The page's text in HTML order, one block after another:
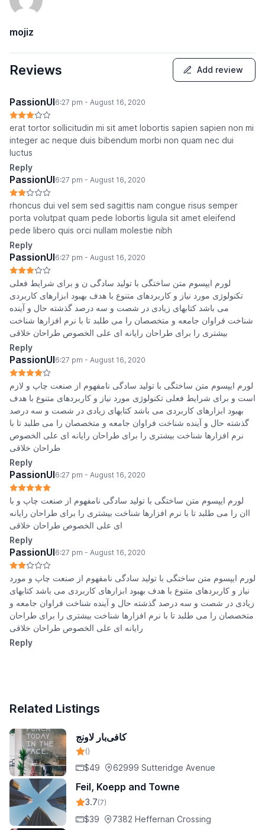
mojiz
Reviews Add review
PassionUI6:27 pm - August 16, 2020
erat tortor sollicitudin mi sit amet lobortis sapien sapien non mi
integer ac neque duis bibendum morbi non quam nec dui
luctus
Reply
PassionUI6:27 pm - August 16, 2020
rhoncus dui vel sem sed sagittis nam congue risus semper
porta volutpat quam pede lobortis ligula sit amet eleifend
pede libero quis orci nullam molestie nibh
Reply
PassionUI6:27 pm - August 16, 2020
لورم ایپسوم متن ساختگی با تولید سادگی ن و برای شرایط فعلی
تکنولوژی مورد نیاز و کاربردهای متنوع با هدف بهبود ابزارهای کاربردی
می باشد کتابهای زیادی در شصت و سه درصد گذشته حال و آینده
شناخت فراوان جامعه و متخصصان را می طلبد تا با نرم افزارها شناخت
بیشتری را برای طراحان رایانه ای علی الخصوص طراحان خلاقی
Reply
PassionUI6:27 pm - August 16, 2020
لورم ایپسوم متن ساختگی با تولید سادگی نامفهوم از صنعت چاپ و لازم
است و برای شرایط فعلی تکنولوژی مورد نیاز و کاربردهای متنوع با هدف
بهبود ابزارهای کاربردی می باشد کتابهای زیادی در شصت و سه درصد
گذشته حال و آینده شناخت فراوان جامعه و متخصصان را می طلبد تا با
نرم افزارها شناخت بیشتری را برای طراحان رایانه ای علی الخصوص
طراحان خلاقی
Reply
PassionUI6:27 pm - August 16, 2020
لورم ایپسوم متن ساختگی با تولید سادگی نامفهوم از صنعت چاپ و با
اان را می طلبد تا با نرم افزارها شناخت بیشتری را برای طراحان رایانه
ای علی الخصوص طراحان خلاقی
Reply
PassionUI6:27 pm - August 16, 2020
لورم ایپسوم متن ساختگی با تولید سادگی نامفهوم از صنعت چاپ و مورد
نیاز و کاربردهای متنوع با هدف بهبود ابزارهای کاربردی می باشد کتابهای
زیادی در شصت و سه درصد گذشته حال و آینده شناخت فراوان جامعه و
متخصصان را می طلبد تا با نرم افزارها شناخت بیشتری را برای طراحان
رایانه ای علی الخصوص طراحان خلاقی
Reply
Related Listings
کافی‌بار لاونج
()
$49 62999 Sutteridge Avenue
Feil, Koepp and Towne
3.7(7)
$39 7382 Heffernan Crossing